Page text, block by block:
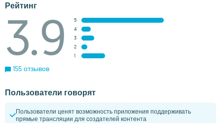
Рейтинг
3.9
5
4
3
2
1
155 отзывов
Пользователи говорят
Пользователи ценят возможность приложения поддерживать
прямые трансляции для создателей контента